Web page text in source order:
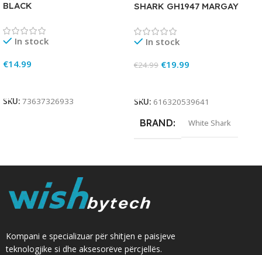
BLACK
In stock
€14.99
SKU: 73637326933
SHARK GH1947 MARGAY
In stock
€24.99 €19.99
SKU: 616320539641
BRAND White Shark
Kompani e specializuar për shitjen e paisjeve
teknologjike si dhe aksesorëve përcjellës.